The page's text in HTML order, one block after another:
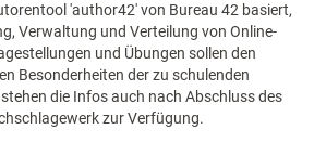
'author42' von Bureau 42 basiert,
Verwaltung und Verteilung von Online-
und Übungen sollen den
Besonderheiten der zu schulenden
die Infos auch nach Abschluss des
zur Verfügung.